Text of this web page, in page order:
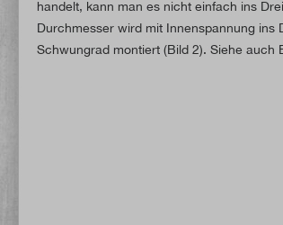
handelt, kann man es nicht einfach ins
Durchmesser wird mit Innenspannung
Schwungrad montiert (Bild 2). Siehe